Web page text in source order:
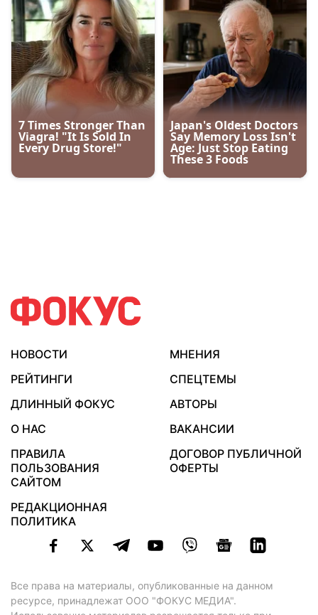
НОВОСТИ
МНЕНИЯ
РЕЙТИНГИ
СПЕЦТЕМЫ
ДЛИННЫЙ ФОКУС
АВТОРЫ
О НАС
ВАКАНСИИ
ПРАВИЛА
ПОЛЬЗОВАНИЯ
САЙТОМ
ДОГОВОР ПУБЛИЧНОЙ
ОФЕРТЫ
РЕДАКЦИОННАЯ
ПОЛИТИКА
Все права на материалы, опубликованные на данном
ресурсе, принадлежат ООО "ФОКУС МЕДИА".